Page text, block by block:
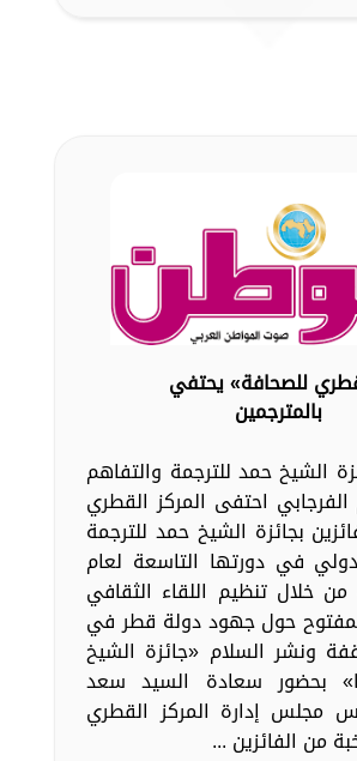
للصحافة» يحتفي
بالمترجمين
الشيخ حمد للترجمة والتفاهم
الفرجابي احتفى المركز القطري
بجائزة الشيخ حمد للترجمة
في دورتها التاسعة لعام
من خلال تنظيم اللقاء الثقافي
حول جهود دولة قطر في
ونشر السلام «جائزة الشيخ
بحضور سعادة السيد سعد
مجلس إدارة المركز القطري
من الفائزين ...